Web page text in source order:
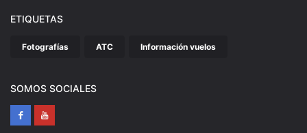
ETIQUETAS
Fotografías ATC Información vuelos
SOMOS SOCIALES